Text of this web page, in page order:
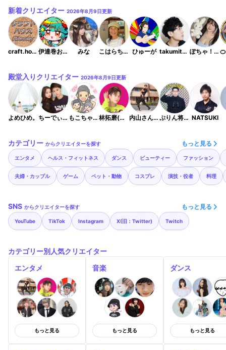
新着クリエイター 2026年8月9日更新
craft.house.risuky 伊達巻おはぎ みな こはらちかこ ひゅーが takumitakumi02220 ぽちゃ！りん
殿堂入りクリエイター 2026年8月9日更新
よめひめ。 ちーでぃーず🧀📸 もこちゃんチャンネル MoKo cooking！ 林拓磨(はやたく) 内山さん(Uchiyamasan☀️) ぷりん将軍(株式会社KIIM代表取締役社長) NATSUKI
カテゴリー からクリエイターを探す もっと見る
エンタメ ヘルス・フィットネス ダンス ビューティー ファッション
夫婦・カップル ゲーム ペット・動物 コスプレ 演技・役者 料理
SNS からクリエイターを探す もっと見る
YouTube TikTok Instagram X(旧：Twitter) Twitch
カテゴリー別人気クリエイター
エンタメ
もっと見る
音楽
もっと見る
ダンス
もっと見る